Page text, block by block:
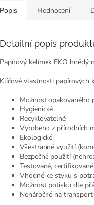
Popis Hodnocení
Detailní popis
Papírový kelímek EKO
Klíčové vlastnosti papírových
Možnost opakovaného
Hygienické
Recyklovatelné
Vyrobeno z přírodních
Ekologické
Všestranné využití
Bezpečné použití
Testované,
Vhodné ke styku s
Možnost potisku dle
Nenáročné na